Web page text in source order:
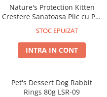
Nature's Protection Kitten
Crestere Sanatoasa Plic cu Pui
STOC EPUIZAT
INTRA IN CONT
Pet's Dessert Dog Rabbit
Rings 80g LSR-09